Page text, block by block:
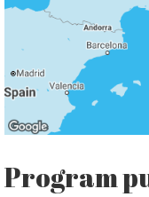
Program